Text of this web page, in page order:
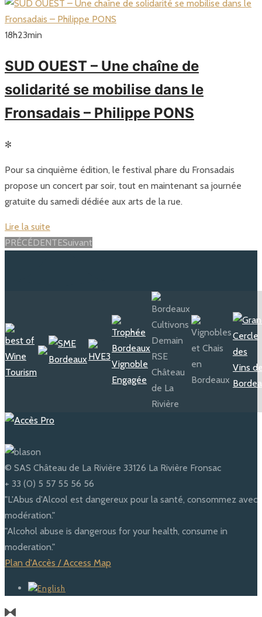
18h23min
SUD OUEST – Une chaîne de
solidarité se mobilise dans le
Fronsadais – Philippe PONS
✻
Pour sa cinquième édition, le festival phare du Fronsadais
propose un concert par soir, tout en maintenant sa journée
gratuite du samedi dédiée aux arts de la rue.
Lire la suite
Posts
PRÉCÉDENTESuivant
© SAS Château de La Rivière 33126 La Rivière Fronsac
+ 33 (0) 5 57 55 56 56
"L'Abus d'Alcool est dangereux pour la santé, consommez avec
modération."
"Alcohol abuse is dangerous for your health, consume in
moderation."
Plan d'Accès / Access Map